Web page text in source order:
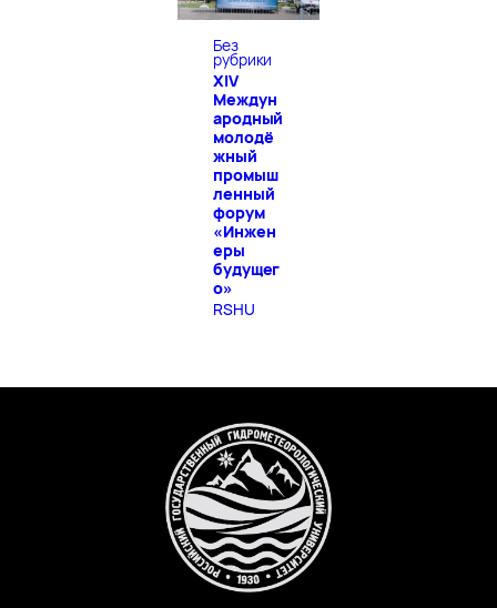
Без
рубрики
XIV
Междун
ародный
молодё
жный
промыш
ленный
форум
«Инжен
еры
будущег
о»
RSHU